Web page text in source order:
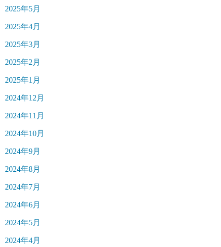
2025年5月
2025年4月
2025年3月
2025年2月
2025年1月
2024年12月
2024年11月
2024年10月
2024年9月
2024年8月
2024年7月
2024年6月
2024年5月
2024年4月